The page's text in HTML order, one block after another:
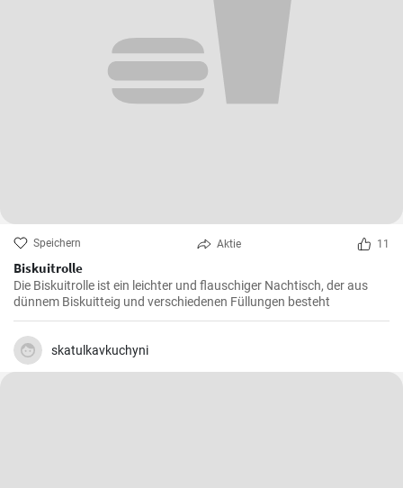
Speichern Aktie 11
Biskuitrolle
Die Biskuitrolle ist ein leichter und flauschiger Nachtisch, der aus
dünnem Biskuitteig und verschiedenen Füllungen besteht
skatulkavkuchyni